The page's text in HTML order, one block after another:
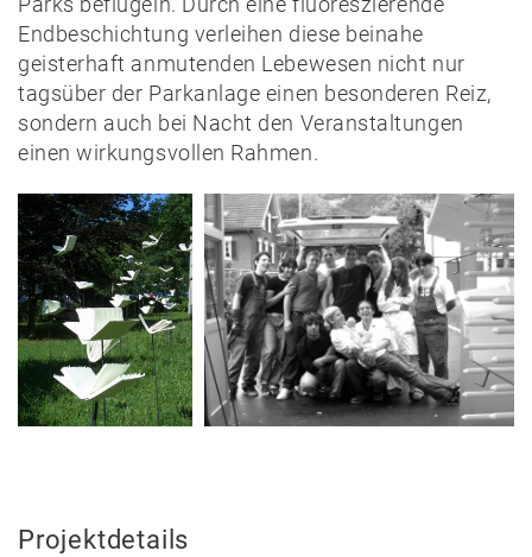
News
Projekte
Auswahl
Privat
Endbeschichtung verleihen diese beinahe
geisterhaft anmutenden Lebewesen nicht nur
tagsüber der Parkanlage einen besonderen Reiz,
sondern auch bei Nacht den Veranstaltungen
einen wirkungsvollen Rahmen.
Projektdetails